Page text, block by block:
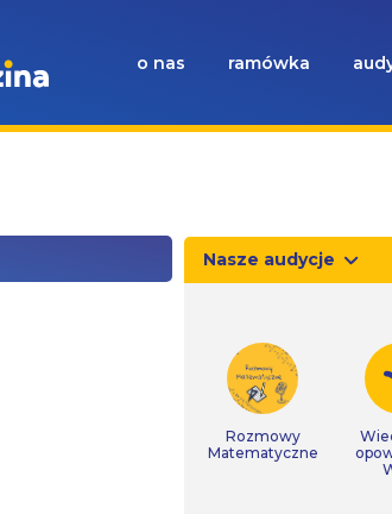
o nas ramówka
Nasze audycje
Rozmowy
Matematyczne